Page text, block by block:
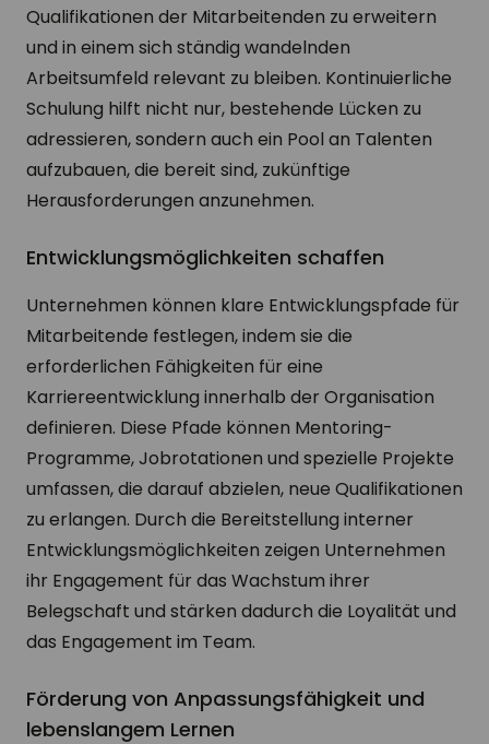
Qualifikationen der Mitarbeitenden zu erweitern
und in einem sich ständig wandelnden
Arbeitsumfeld relevant zu bleiben. Kontinuierliche
Schulung hilft nicht nur, bestehende Lücken zu
adressieren, sondern auch ein Pool an Talenten
aufzubauen, die bereit sind, zukünftige
Herausforderungen anzunehmen.
Entwicklungsmöglichkeiten schaffen
Unternehmen können klare Entwicklungspfade für
Mitarbeitende festlegen, indem sie die
erforderlichen Fähigkeiten für eine
Karriereentwicklung innerhalb der Organisation
definieren. Diese Pfade können Mentoring-
Programme, Jobrotationen und spezielle Projekte
umfassen, die darauf abzielen, neue Qualifikationen
zu erlangen. Durch die Bereitstellung interner
Entwicklungsmöglichkeiten zeigen Unternehmen
ihr Engagement für das Wachstum ihrer
Belegschaft und stärken dadurch die Loyalität und
das Engagement im Team.
Förderung von Anpassungsfähigkeit und
lebenslangem Lernen